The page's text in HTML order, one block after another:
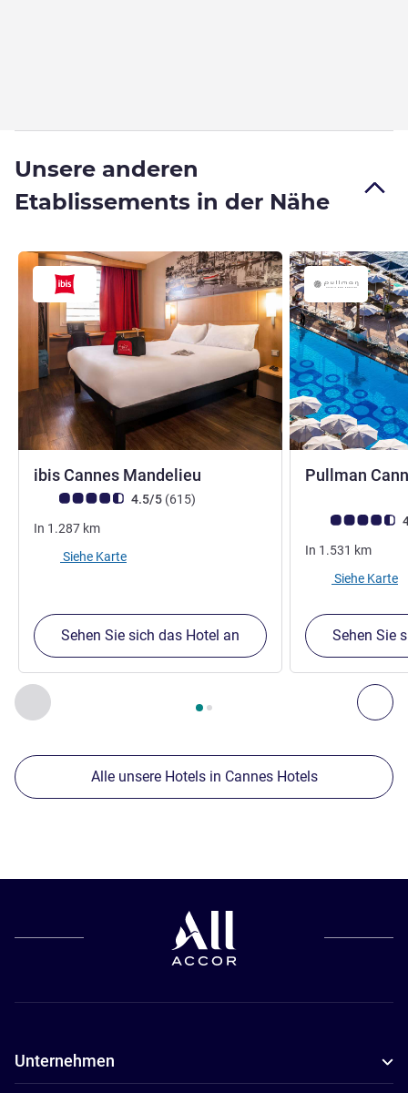
Unsere anderen
Etablissements in der Nähe
Zurück - Unsere anderen Etablissements in der Nähe
Seite , Unsere anderen Etablissements in der Nähe
ibis Cannes Mandelieu
Note Kundenmeinungen (Bewertung ALL)
4.5/5 (615Bewertungen
)
In 1.287 km
Siehe Karte
Sehen Sie sich das Hotel an
Pullman
Note
In 1.531 km
Siehe Karte
Sehen Sie
Alle unsere Hotels in Cannes Hotels
Unternehmen